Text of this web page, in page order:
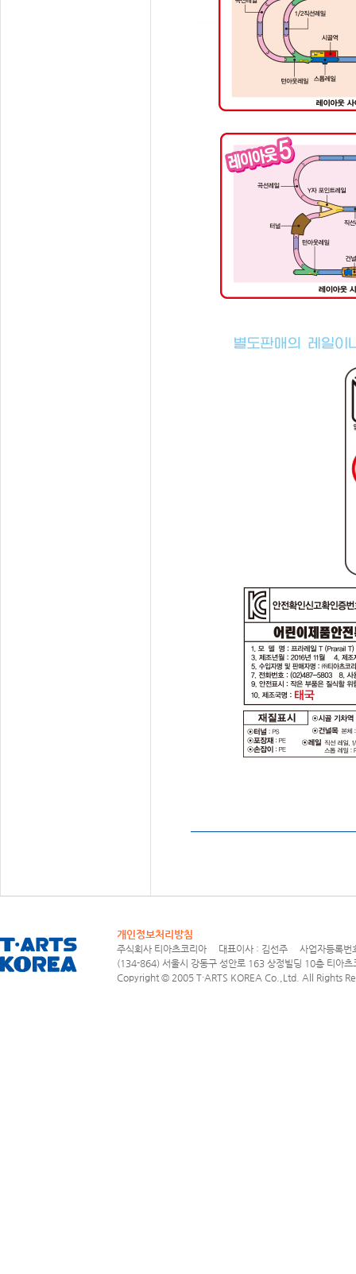
개인정보처리방침
주식회사 티아츠코리아 대표이사 : 김선주 사업자등록
(134-864) 서울시 강동구 성안로 163 상정빌딩 10층
Copyright © 2005 T·ARTS KOREA Co.,Ltd. All Rights